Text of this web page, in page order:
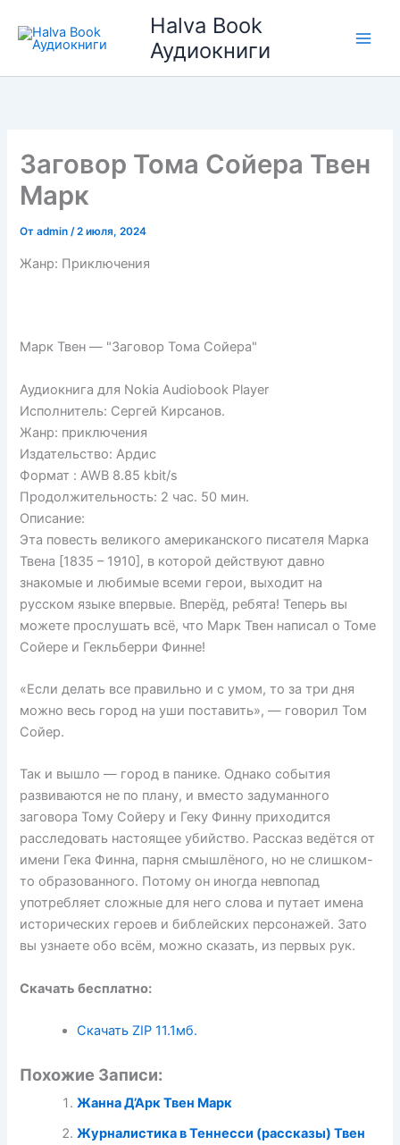
содержимому
Halva Book
Аудиокниги
Заговор Тома Сойера Твен
Марк
Отadmin/2 июля, 2024
Жанр: Приключения
Марк Твен — "Заговор Тома Сойера"
Аудиокнига для Nokia Audiobook Player
Исполнитель: Сергей Кирсанов.
Жанр: приключения
Издательство: Ардис
Формат : AWB 8.85 kbit/s
Продолжительность: 2 час. 50 мин.
Описание:
Эта повесть великого американского писателя Марка
Твена [1835 – 1910], в которой действуют давно
знакомые и любимые всеми герои, выходит на
русском языке впервые. Вперёд, ребята! Теперь вы
можете прослушать всё, что Марк Твен написал о Томе
Сойере и Гекльберри Финне!
«Если делать все правильно и с умом, то за три дня
можно весь город на уши поставить», — говорил Том
Сойер.
Так и вышло — город в панике. Однако события
развиваются не по плану, и вместо задуманного
заговора Тому Сойеру и Геку Финну приходится
расследовать настоящее убийство. Рассказ ведётся от
имени Гека Финна, парня смышлёного, но не слишком-
то образованного. Потому он иногда невпопад
употребляет сложные для него слова и путает имена
исторических героев и библейских персонажей. Зато
вы узнаете обо всём, можно сказать, из первых рук.
Скачать бесплатно:
Скачать ZIP11.1мб.
Похожие Записи:
Жанна Д’Арк Твен Марк
Журналистика в Теннесси (рассказы) Твен